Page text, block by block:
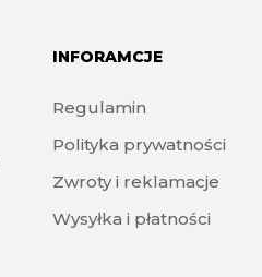
INFORAMCJE
Regulamin
Polityka prywatności
Zwroty i reklamacje
Wysyłka i płatności